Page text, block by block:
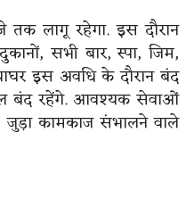
लागू रहेगा. इस दौरान
सभी बार, स्पा, जिम,
इस अवधि के दौरान बंद
बंद रहेंगे. आवश्यक सेवाओं
कामकाज संभालने वाले